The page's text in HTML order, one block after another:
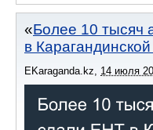
Более 10 тысяч
в
EKaraganda.kz 14 июля